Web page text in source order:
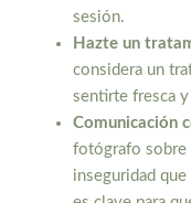
sesión.
Hazte un
considera un
sentirte fresca y
Comunicación
fotógrafo sobre
inseguridad